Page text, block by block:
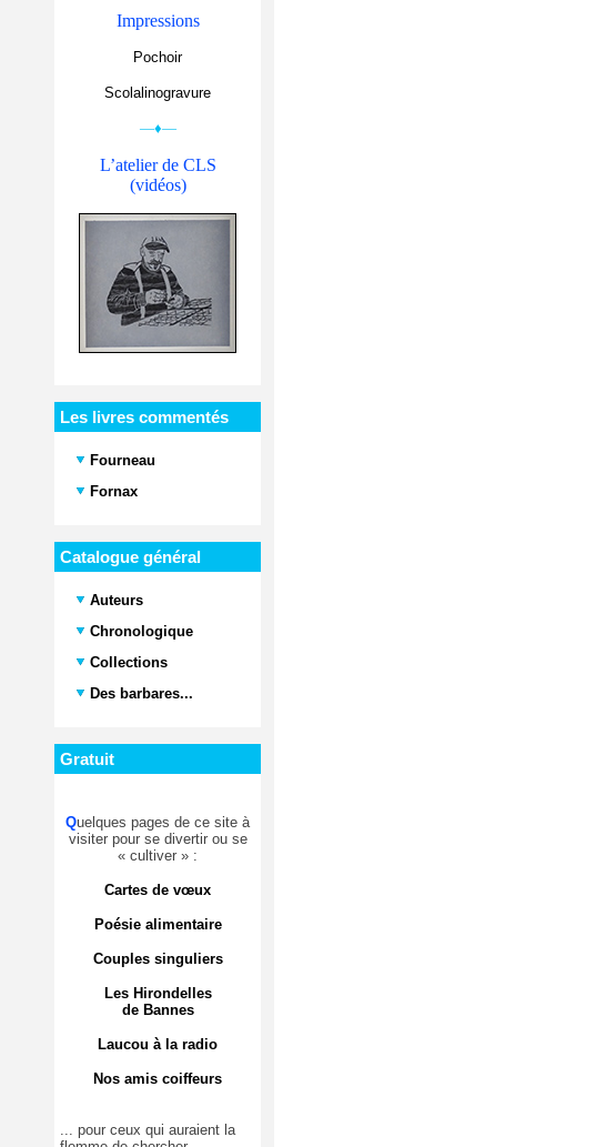
Impressions
Pochoir
Scolalinogravure
—♦—
L’atelier de CLS
(vidéos)
Les livres commentés
Fourneau
Fornax
Catalogue général
Auteurs
Chronologique
Collections
Des barbares...
Gratuit
Quelques pages de ce site à
visiter pour se divertir ou se
« cultiver » :
Cartes de vœux
Poésie alimentaire
Couples singuliers
Les Hirondelles
de Bannes
Laucou à la radio
Nos amis coiffeurs
... pour ceux qui auraient la